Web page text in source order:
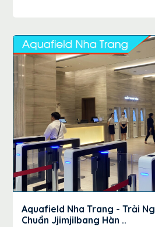
Aquafield Nha Trang - Trải
Chuẩn Jjimjilbang Hàn ..